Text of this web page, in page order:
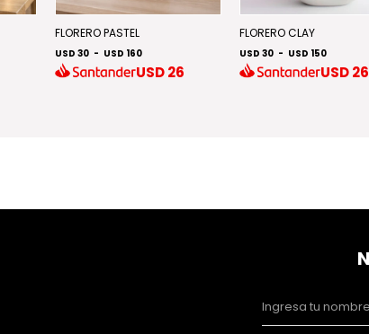
FLORERO PASTEL
USD 30 - USD 160
USD26
FLORERO CLAY
USD 30 - USD 150
USD26